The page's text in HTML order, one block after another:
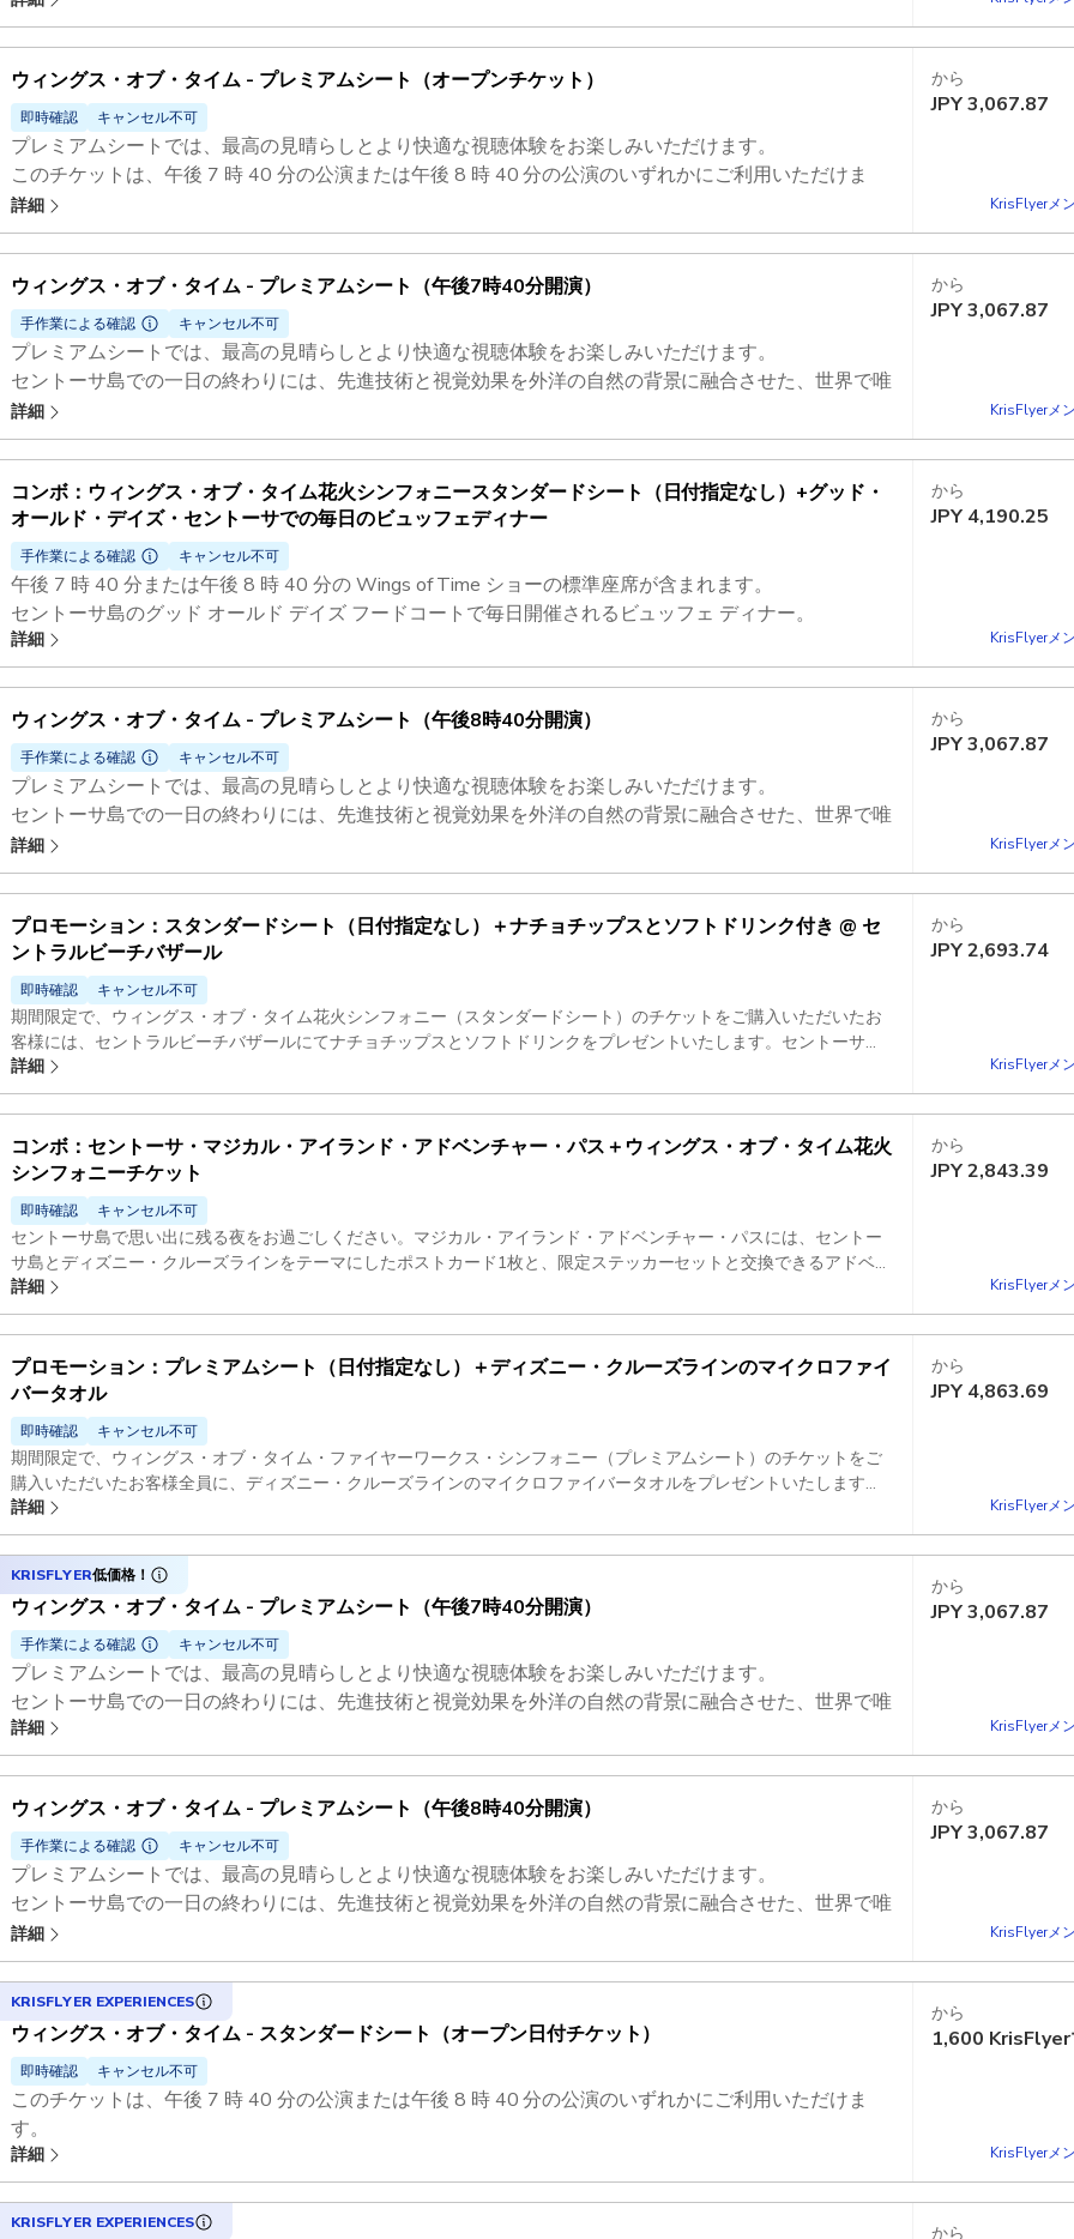
ウィングス・オブ・タイム - プレミアムシート（オープンチケット）
即時確認 キャンセル不可
プレミアムシートでは、最高の見晴らしとより快適な視聴体験をお楽しみいただけます。
このチケットは、午後 7 時 40 分の公演または午後 8 時 40 分の公演のいずれかにご利用いただけま
す。
事前登録が必要です。
セントーサ島での一日の終わりには、先進技術と視覚効果を外洋の自然の背景に融合させた、世界で唯
一の多感覚ナイトショーをお楽しみください。
詳細
から
JPY3,067.87
KrisFlyerメ
ウィングス・オブ・タイム - プレミアムシート（午後7時40分開演）
手作業による確認 キャンセル不可
プレミアムシートでは、最高の見晴らしとより快適な視聴体験をお楽しみいただけます。
セントーサ島での一日の終わりには、先進技術と視覚効果を外洋の自然の背景に融合させた、世界で唯
一の多感覚ナイトショーをお楽しみください。
詳細
から
JPY3,067.87
KrisFlyerメ
コンボ：ウィングス・オブ・タイム花火シンフォニースタンダードシート（日付指定なし）+グッド・
オールド・デイズ・セントーサでの毎日のビュッフェディナー
手作業による確認 キャンセル不可
午後 7 時 40 分または午後 8 時 40 分の Wings of Time ショーの標準座席が含まれます。
セントーサ島のグッド オールド デイズ フードコートで毎日開催されるビュッフェ ディナー。
「Wings of Time」は事前登録が必要です。
ビュッフェ形式の食事は、オープン日付の「Wings of Time」入場券で選択した公演日と同じ日に利用
詳細
から
JPY 4,190.25
KrisFlyerメ
ウィングス・オブ・タイム - プレミアムシート（午後8時40分開演）
手作業による確認 キャンセル不可
プレミアムシートでは、最高の見晴らしとより快適な視聴体験をお楽しみいただけます。
セントーサ島での一日の終わりには、先進技術と視覚効果を外洋の自然の背景に融合させた、世界で唯
一の多感覚ナイトショーをお楽しみください。
詳細
から
JPY3,067.87
KrisFlyerメ
プロモーション：スタンダードシート（​​日付指定なし）＋ナチョチップスとソフトドリンク付き @ セ
ントラルビーチバザール
即時確認 キャンセル不可
期間限定で、ウィングス・オブ・タイム花火シンフォニー（スタンダードシート）のチケットをご購入いただいたお
客様には、セントラルビーチバザールにてナチョチップスとソフトドリンクをプレゼントいたします。セントーサ島
での一日を、広大な海上で繰り広げられる、テクノロジーと視覚効果を融合させた世界唯一のマルチ感覚ナイトショ
ーで締めくくりましょう。このチケットは、午後7時40分または午後8時40分のショーのどちらにもご利用いただけま
す。事前登録が必要です。この特典をご利用いただくには、2026年8月31日までにご予約ください。
詳細
から
JPY2,693.74
KrisFlyerメ
コンボ：セントーサ・マジカル・アイランド・アドベンチャー・パス＋ウィングス・オブ・タイム花火
シンフォニーチケット
即時確認 キャンセル不可
セントーサ島で思い出に残る夜をお過ごしください。マジカル・アイランド・アドベンチャー・パスには、セントー
サ島とディズニー・クルーズラインをテーマにしたポストカード1枚と、限定ステッカーセットと交換できるアドベン
チャースタンプカード1枚が含まれています（数量限定）。さらに、受賞歴のある「ウィングス・オブ・タイム」花火
シンフォニーのチケットも付いており、午後7時40分または午後8時40分のどちらかのショーをご覧いただけます。事
前登録が必要です。
詳細
から
JPY2,843.39
KrisFlyerメ
プロモーション：プレミアムシート（日付指定なし）＋ディズニー・クルーズラインのマイクロファイ
バータオル
即時確認 キャンセル不可
期間限定で、ウィングス・オブ・タイム・ファイヤーワークス・シンフォニー（プレミアムシート）のチケットをご
購入いただいたお客様全員に、ディズニー・クルーズラインのマイクロファイバータオルをプレゼントいたします。
セントーサ島での一日の締めくくりに、テクノロジーと視覚効果を融合させた、世界唯一のマルチ感覚ナイトショー
をお楽しみください。プレミアムシートは最高の眺めと快適な鑑賞体験をお約束します。このチケットは、午後7時
40分または午後8時40分のショーのどちらでもご利用いただけます。事前登録が必要です。この特典をご利用いただ
くには、2026年9月20日までにご予約ください。
詳細
から
JPY 4,863.69
KrisFlyerメ
KRISFLYER低価格！
ウィングス・オブ・タイム - プレミアムシート（午後7時40分開演）
手作業による確認 キャンセル不可
プレミアムシートでは、最高の見晴らしとより快適な視聴体験をお楽しみいただけます。
セントーサ島での一日の終わりには、先進技術と視覚効果を外洋の自然の背景に融合させた、世界で唯
一の多感覚ナイトショーをお楽しみください。
詳細
から
JPY3,067.87
KrisFlyerメ
ウィングス・オブ・タイム - プレミアムシート（午後8時40分開演）
手作業による確認 キャンセル不可
プレミアムシートでは、最高の見晴らしとより快適な視聴体験をお楽しみいただけます。
セントーサ島での一日の終わりには、先進技術と視覚効果を外洋の自然の背景に融合させた、世界で唯
一の多感覚ナイトショーをお楽しみください。
詳細
から
JPY3,067.87
KrisFlyerメ
KRISFLYER EXPERIENCES
ウィングス・オブ・タイム - スタンダードシート（オープン日付チケット）
即時確認 キャンセル不可
このチケットは、午後 7 時 40 分の公演または午後 8 時 40 分の公演のいずれかにご利用いただけま
す。
事前登録が必要です。
セントーサ島での一日の終わりには、先進技術と視覚効果を外洋の自然の背景に融合させた、世界で唯
一の多感覚ナイトショーをお楽しみください。
詳細
から
1,600 KrisFlyer
KrisFlyerメ
KRISFLYER EXPERIENCES から